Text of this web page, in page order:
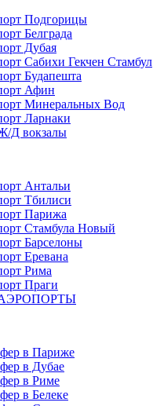
Подгорицы
Белграда
Дубая
Сабихи Гекчен Стамбул
Будапешта
Афин
Минеральных Вод
Ларнаки
Д вокзалы
Антальи
Тбилиси
Парижа
Стамбула Новый
Барселоны
Еревана
Рима
Праги
в Париже
в Дубае
в Риме
в Белеке